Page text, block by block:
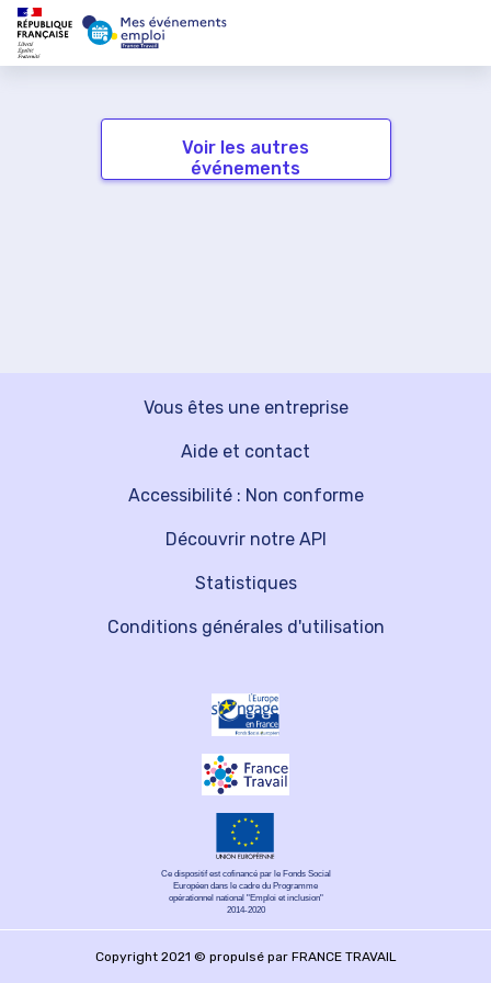
Voir les autres
événements
Vous êtes une entreprise
Découvrir notre API
Aide et contact
Statistiques
Accessibilité : Non conforme
Conditions générales d'utilisation
Ce dispositif est cofinancé par le Fonds Social
Européen dans le cadre du Programme
opérationnel national "Emploi et inclusion"
2014-2020
Copyright 2021 © propulsé par FRANCE TRAVAIL